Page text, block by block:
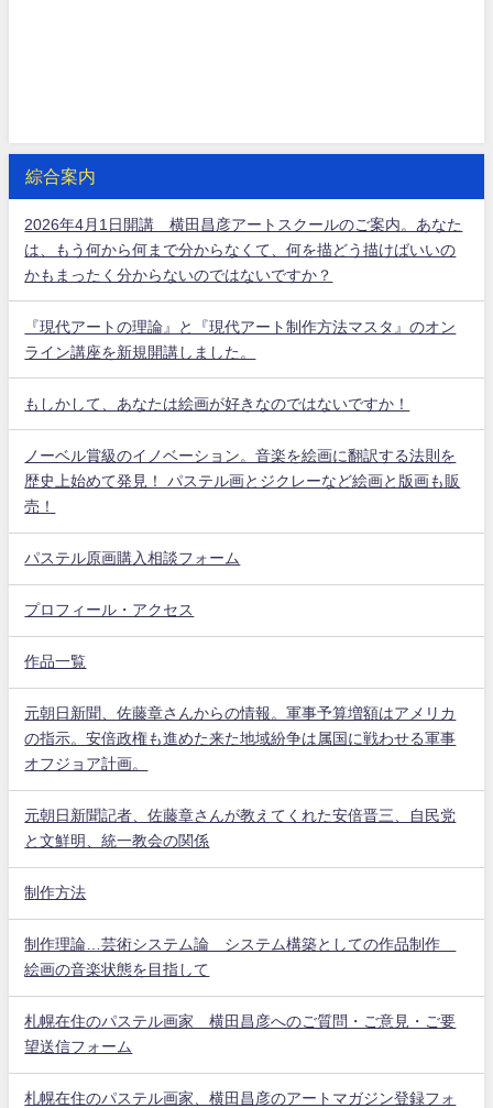
綜合案内
2026年4月1日開講 横田昌彦アートスクールのご案内。あなた
は、もう何から何まで分からなくて、何を描どう描けばいいの
かもまったく分からないのではないですか？
『現代アートの理論』と『現代アート制作方法マスタ』のオン
ライン講座を新規開講しました。
もしかして、あなたは絵画が好きなのではないですか！
ノーベル賞級のイノベーション。音楽を絵画に翻訳する法則を
歴史上始めて発見！ パステル画とジクレーなど絵画と版画も販
売！
パステル原画購入相談フォーム
プロフィール・アクセス
作品一覧
元朝日新聞、佐藤章さんからの情報。軍事予算増額はアメリカ
の指示。安倍政権も進めた来た地域紛争は属国に戦わせる軍事
オフジョア計画。
元朝日新聞記者、佐藤章さんが教えてくれた安倍晋三、自民党
と文鮮明、統一教会の関係
制作方法
制作理論…芸術システム論 システム構築としての作品制作
絵画の音楽状態を目指して
札幌在住のパステル画家 横田昌彦へのご質問・ご意見・ご要
望送信フォーム
札幌在住のパステル画家、横田昌彦のアートマガジン登録フォ